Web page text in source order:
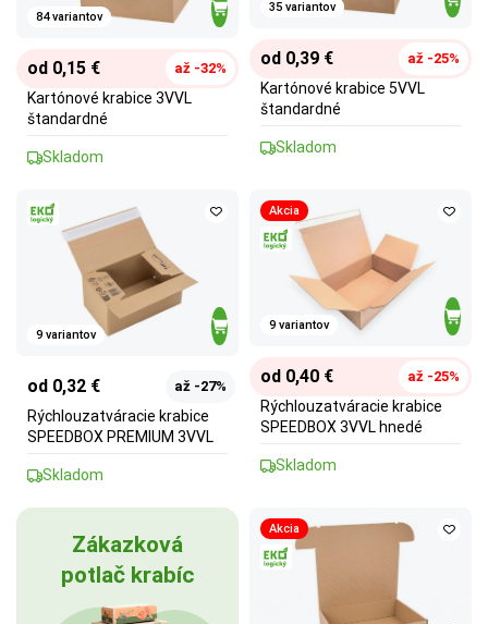
84 variantov
od 0,15 € až -32%
Kartónové krabice 3VVL
štandardné
Skladom
35 variantov
od 0,39 € až -25%
Kartónové krabice 5VVL
štandardné
Skladom
9 variantov
od 0,32 € až -27%
Rýchlouzatváracie krabice
SPEEDBOX PREMIUM 3VVL
Skladom
Akcia
9 variantov
od 0,40 € až -25%
Rýchlouzatváracie krabice
SPEEDBOX 3VVL hnedé
Skladom
Zákazková
potlač krabíc
Akcia